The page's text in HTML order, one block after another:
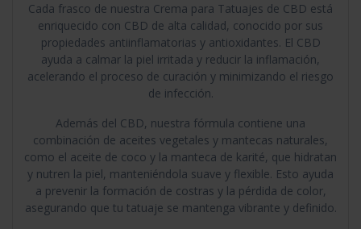
Cada frasco de nuestra Crema para Tatuajes de CBD está
enriquecido con CBD de alta calidad, conocido por sus
propiedades antiinflamatorias y antioxidantes. El CBD
ayuda a calmar la piel irritada y reducir la inflamación,
acelerando el proceso de curación y minimizando el riesgo
de infección.
Además del CBD, nuestra fórmula contiene una
combinación de aceites vegetales y mantecas naturales,
como el aceite de coco y la manteca de karité, que hidratan
y nutren la piel, manteniéndola suave y flexible. Esto ayuda
a prevenir la formación de costras y la pérdida de color,
asegurando que tu tatuaje se mantenga vibrante y definido.